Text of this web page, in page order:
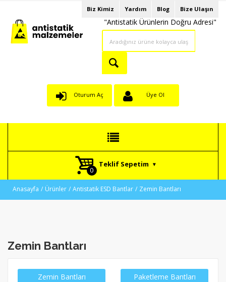
Biz Kimiz Yardım Blog Bize Ulaşın
"Antistatik Ürünlerin Doğru Adresi"
Oturum Aç Üye Ol
Teklif Sepetim
Anasayfa Ürünler Antistatik ESD Bantlar Zemin Bantları
Zemin Bantları
Zemin Bantları
Paketleme Bantları